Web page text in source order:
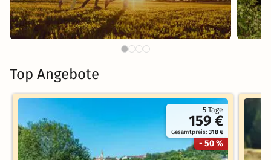
Top Angebote
5 Tage
159 €
Gesamtpreis:318 €
- 50 %